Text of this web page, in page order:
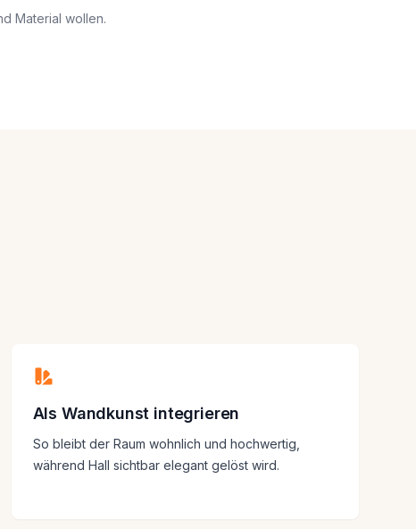
Material wollen.
Als Wandkunst integrieren
So bleibt der Raum wohnlich und hochwertig,
während Hall sichtbar elegant gelöst wird.